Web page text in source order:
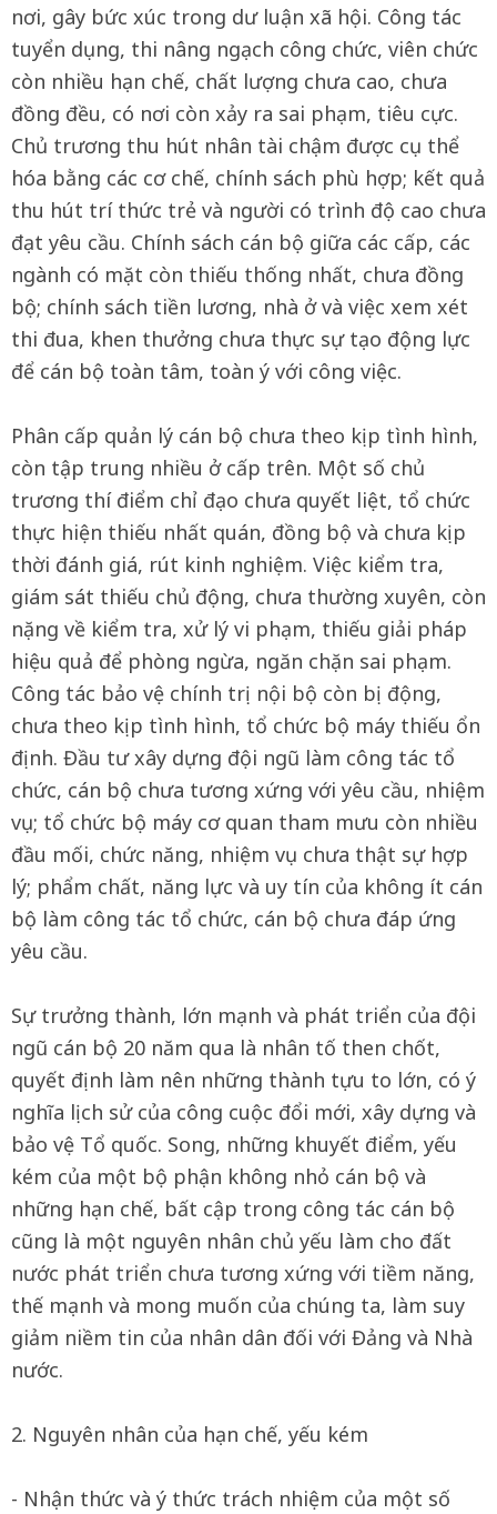
nơi, gây bức xúc trong dư luận xã hội. Công tác
tuyển dụng, thi nâng ngạch công chức, viên chức
còn nhiều hạn chế, chất lượng chưa cao, chưa
đồng đều, có nơi còn xảy ra sai phạm, tiêu cực.
Chủ trương thu hút nhân tài chậm được cụ thể
hóa bằng các cơ chế, chính sách phù hợp; kết quả
thu hút trí thức trẻ và người có trình độ cao chưa
đạt yêu cầu. Chính sách cán bộ giữa các cấp, các
ngành có mặt còn thiếu thống nhất, chưa đồng
bộ; chính sách tiền lương, nhà ở và việc xem xét
thi đua, khen thưởng chưa thực sự tạo động lực
để cán bộ toàn tâm, toàn ý với công việc.
Phân cấp quản lý cán bộ chưa theo kịp tình hình,
còn tập trung nhiều ở cấp trên. Một số chủ
trương thí điểm chỉ đạo chưa quyết liệt, tổ chức
thực hiện thiếu nhất quán, đồng bộ và chưa kịp
thời đánh giá, rút kinh nghiệm. Việc kiểm tra,
giám sát thiếu chủ động, chưa thường xuyên, còn
nặng về kiểm tra, xử lý vi phạm, thiếu giải pháp
hiệu quả để phòng ngừa, ngăn chặn sai phạm.
Công tác bảo vệ chính trị nội bộ còn bị động,
chưa theo kịp tình hình, tổ chức bộ máy thiếu ổn
định. Đầu tư xây dựng đội ngũ làm công tác tổ
chức, cán bộ chưa tương xứng với yêu cầu, nhiệm
vụ; tổ chức bộ máy cơ quan tham mưu còn nhiều
đầu mối, chức năng, nhiệm vụ chưa thật sự hợp
lý; phẩm chất, năng lực và uy tín của không ít cán
bộ làm công tác tổ chức, cán bộ chưa đáp ứng
yêu cầu.
Sự trưởng thành, lớn mạnh và phát triển của đội
ngũ cán bộ 20 năm qua là nhân tố then chốt,
quyết định làm nên những thành tựu to lớn, có ý
nghĩa lịch sử của công cuộc đổi mới, xây dựng và
bảo vệ Tổ quốc. Song, những khuyết điểm, yếu
kém của một bộ phận không nhỏ cán bộ và
những hạn chế, bất cập trong công tác cán bộ
cũng là một nguyên nhân chủ yếu làm cho đất
nước phát triển chưa tương xứng với tiềm năng,
thế mạnh và mong muốn của chúng ta, làm suy
giảm niềm tin của nhân dân đối với Đảng và Nhà
nước.
2. Nguyên nhân của hạn chế, yếu kém
- Nhận thức và ý thức trách nhiệm của một số